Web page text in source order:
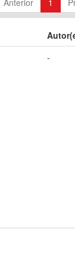
Anterior 1
-